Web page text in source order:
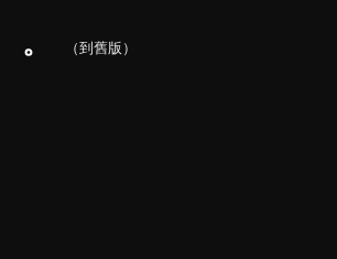
。 （到舊版 ）